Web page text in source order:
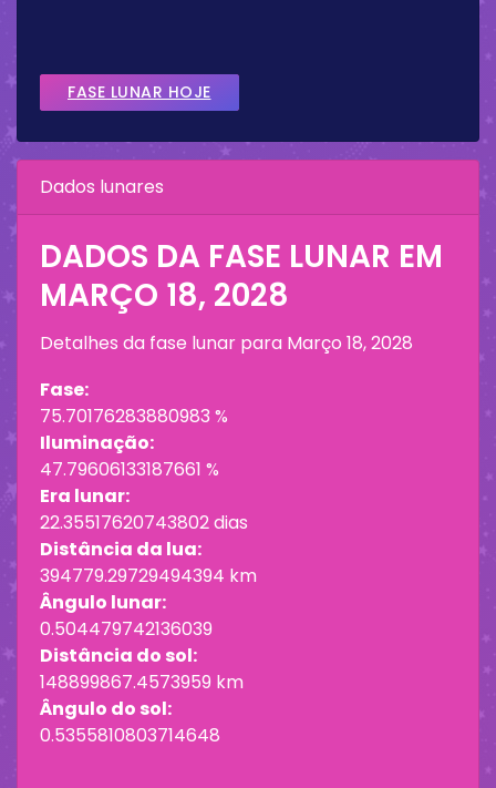
FASE LUNAR HOJE
Dados lunares
DADOS DA FASE LUNAR EM
MARÇO 18, 2028
Detalhes da fase lunar para Março 18, 2028
Fase:
75.70176283880983 %
Iluminação:
47.79606133187661 %
Era lunar:
22.35517620743802 dias
Distância da lua:
394779.29729494394 km
Ângulo lunar:
0.504479742136039
Distância do sol:
148899867.4573959 km
Ângulo do sol:
0.5355810803714648